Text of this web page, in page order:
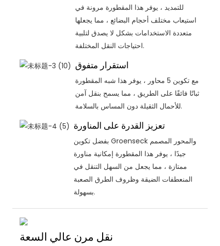
للتمديد ، يوفر هذا المقطورة مرونة في
استيعاب مختلف أحجام البضائع ، مما يجعلها
متعددة الاستخدامات بشكل لا يصدق لتلبية
احتياجات النقل المختلفة.
استقرار متفوق
مع تكوين 5 محاور ، يوفر هذا شبه المقطورة
ثباتًا فائقًا على الطريق ، مما يسمح بنقل آمن
للأحمال الثقيلة دون المساس بالسلامة.
تعزيز القدرة على المناورة
بفضل تكوين Groenseck والمحور المصمم
جيدًا ، يوفر هذا المقطورة إمكانية مناورة
ممتازة ، مما يجعل من السهل التنقل في
المنعطفات الضيقة وظروف الطرق الصعبة
بسهولة.
نقل مرن عالي السعة